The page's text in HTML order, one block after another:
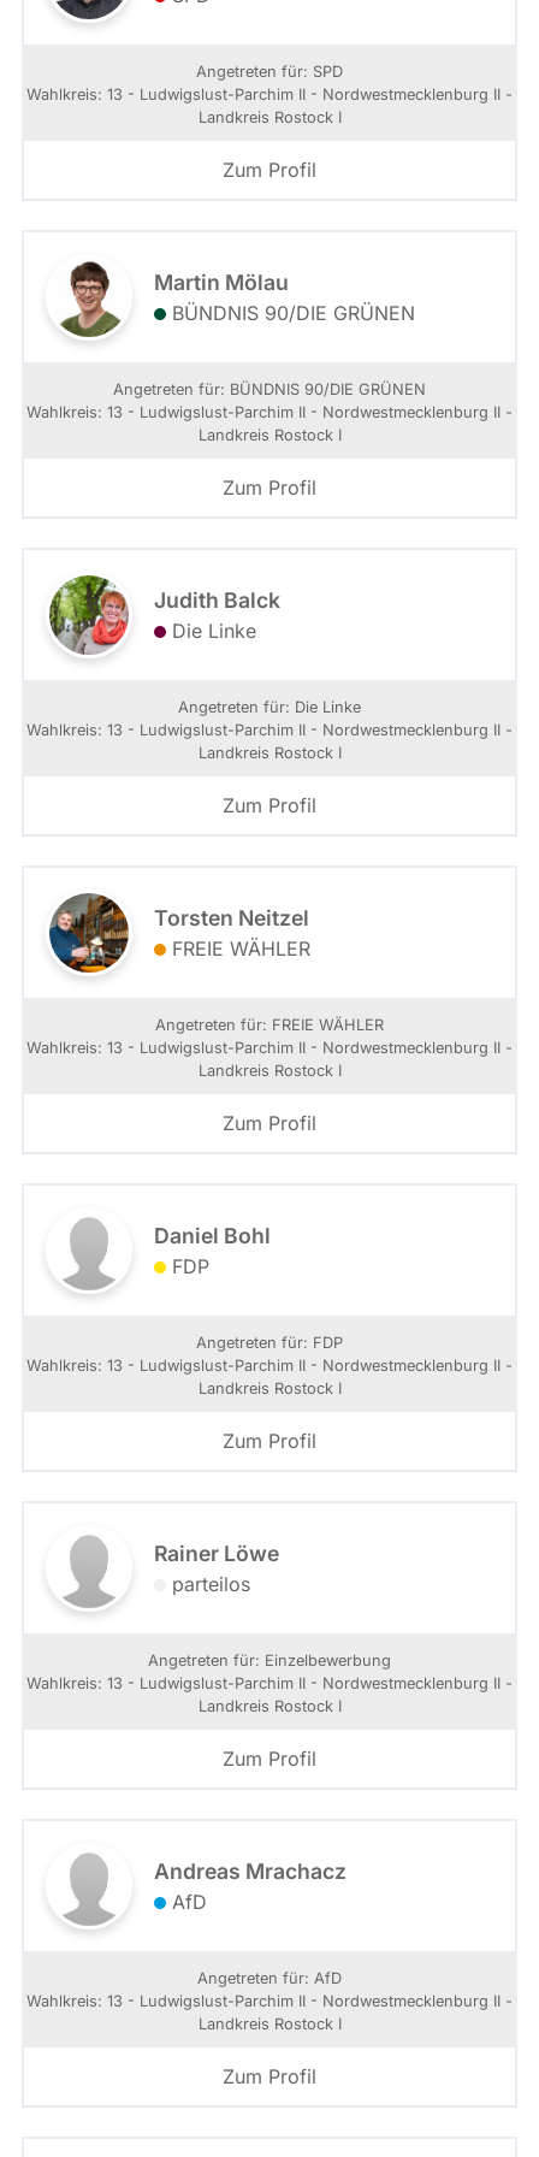
Angetreten für: SPD
Wahlkreis: 13 - Ludwigslust-Parchim II - Nordwestmecklenburg II -
Landkreis Rostock I
Zum Profil
Martin Mölau
BÜNDNIS 90/­DIE GRÜNEN
Angetreten für: BÜNDNIS 90/­DIE GRÜNEN
Wahlkreis: 13 - Ludwigslust-Parchim II - Nordwestmecklenburg II -
Landkreis Rostock I
Zum Profil
Judith Balck
Die Linke
Angetreten für: Die Linke
Wahlkreis: 13 - Ludwigslust-Parchim II - Nordwestmecklenburg II -
Landkreis Rostock I
Zum Profil
Torsten Neitzel
FREIE WÄHLER
Angetreten für: FREIE WÄHLER
Wahlkreis: 13 - Ludwigslust-Parchim II - Nordwestmecklenburg II -
Landkreis Rostock I
Zum Profil
Daniel Bohl
FDP
Angetreten für: FDP
Wahlkreis: 13 - Ludwigslust-Parchim II - Nordwestmecklenburg II -
Landkreis Rostock I
Zum Profil
Rainer Löwe
parteilos
Angetreten für: Einzelbewerbung
Wahlkreis: 13 - Ludwigslust-Parchim II - Nordwestmecklenburg II -
Landkreis Rostock I
Zum Profil
Andreas Mrachacz
AfD
Angetreten für: AfD
Wahlkreis: 13 - Ludwigslust-Parchim II - Nordwestmecklenburg II -
Landkreis Rostock I
Zum Profil